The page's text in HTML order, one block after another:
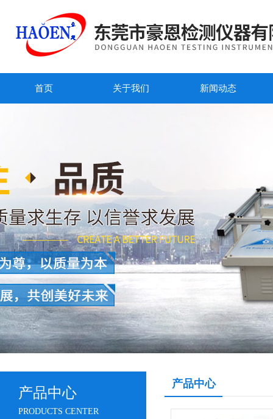
首页 关于我们 新闻动态
产品中心
PRODUCTS CENTER
产品中心